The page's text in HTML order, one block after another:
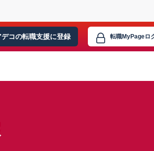
デコの転職支援に登録 転職MyPageロ